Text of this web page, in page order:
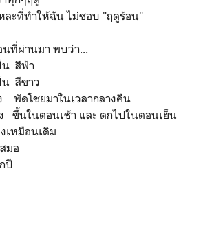
ละที่ทำให้ฉัน ไม่ชอบ "ฤดูร้อน"
ที่ผ่านมา พบว่า...
สีฟ้า
สีขาว
ยมาในเวลากลางคืน
ขึ้นในตอนเช้า และ ตกไปในตอนเย็น
เหมือนเดิม
มอ
ปี